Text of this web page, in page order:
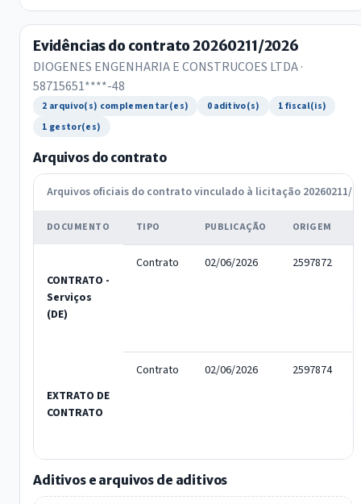
Evidências do contrato 20260211/2026
DIOGENES ENGENHARIA E CONSTRUCOES LTDA ·
58715651****-48
2 arquivo(s) complementar(es) 0 aditivo(s)
1 fiscal(is)
1 gestor(es)
Arquivos do contrato
Arquivos oficiais do contrato vinculado à licitação 20260211/
DOCUMENTO TIPO PUBLICAÇÃO ORIGEM
CONTRATO -
Serviços
(DE)
Contrato 02/06/2026 2597872
EXTRATO DE
CONTRATO
Contrato 02/06/2026 2597874
Aditivos e arquivos de aditivos